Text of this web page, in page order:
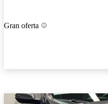
Gran oferta